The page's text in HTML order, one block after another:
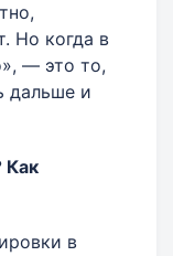
Но когда в
— это то,
дальше и
Как
в